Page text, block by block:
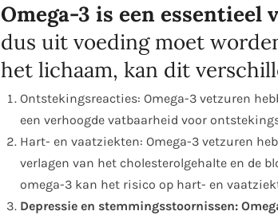
Omega-3 is een
dus uit voeding moet
het lichaam, kan dit
Ontstekingsreacties: Omega-3 vetzuren
een verhoogde vatbaarheid voor
Hart- en vaatziekten: Omega-3 vetzuren
verlagen van het cholesterolgehalte en de
omega-3 kan het risico op hart- en
Depressie en stemmingsstoornissen: